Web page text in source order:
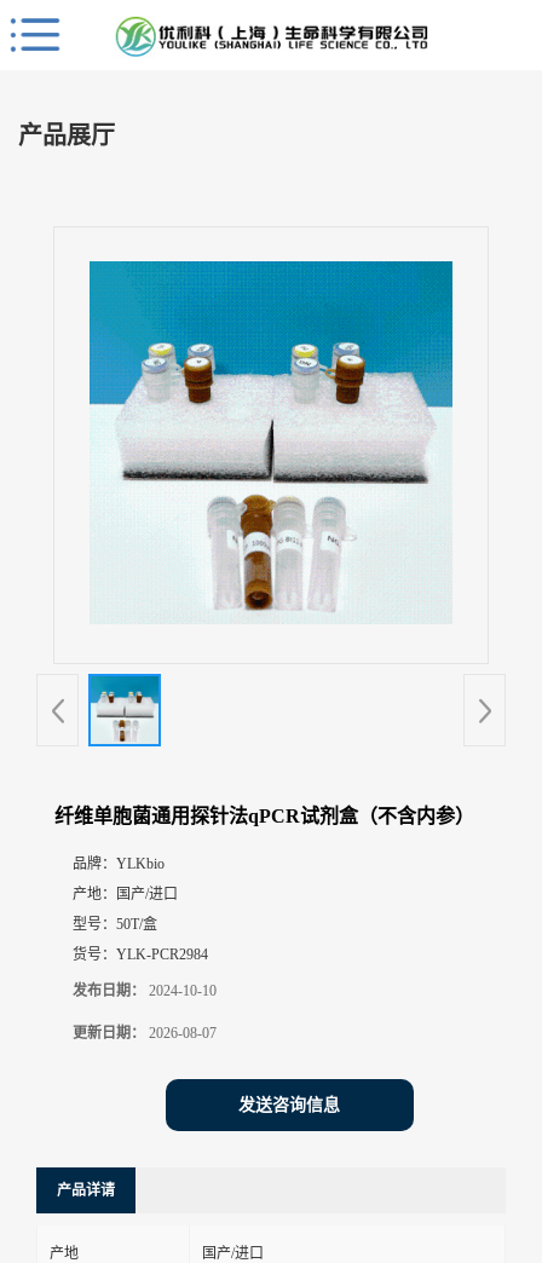
Close
首
产品展厅
纤维单胞菌通用探针法qPCR试剂盒（不含内参）
品牌： YLKbio
产地：
国产/进口
型号： 50T/盒
货号： YLK-PCR2984
发布日期： 2024-10-10
更新日期： 2026-08-07
发送咨询信息
产品详请
产地 国产/进口